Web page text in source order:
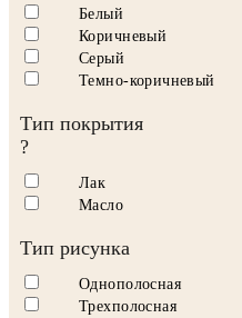
Белый
Коричневый
Серый
Темно-коричневый
Тип покрытия
?
Лак
Масло
Тип рисунка
Однополосная
Трехполосная